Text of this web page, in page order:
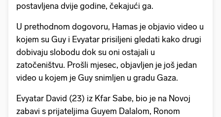
postavljena dvije godine, čekajući ga.
U prethodnom dogovoru, Hamas je objavio video u
kojem su Guy i Evyatar prisiljeni gledati kako drugi
dobivaju slobodu dok su oni ostajali u
zatočeništvu. Prošli mjesec, objavljen je još jedan
video u kojem je Guy snimljen u gradu Gaza.
Evyatar David (23) iz Kfar Sabe, bio je na Novoj
zabavi s prijateljima Guyem Dalalom, Ronom